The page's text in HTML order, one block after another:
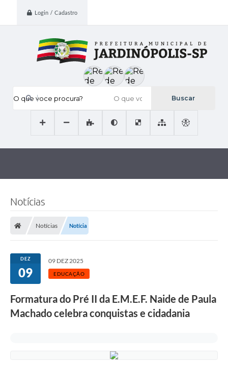
Login / Cadastro
O que voce procura?
Notícias
Notícias Notícia
DEZ
09
09 DEZ 2025
EDUCAÇÃO
Formatura do Pré II da E.M.E.F. Naide de Paula
Machado celebra conquistas e cidadania